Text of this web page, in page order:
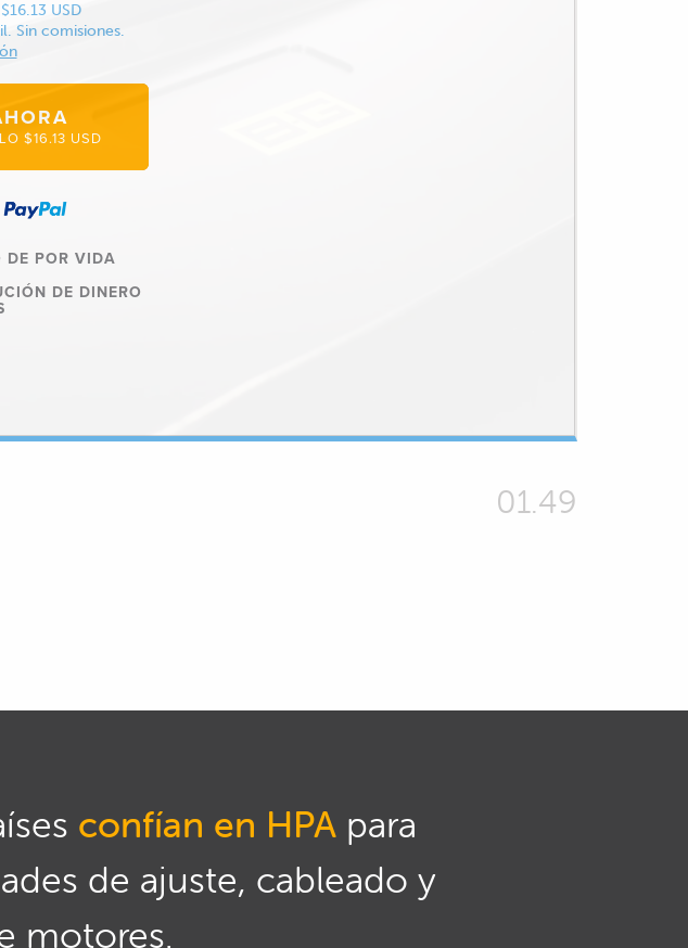
USD
Sin comisiones.
$16.13 USD
DE POR VIDA
DE DINERO
01.49
confían en HPA para
de ajuste, cableado y
motores.